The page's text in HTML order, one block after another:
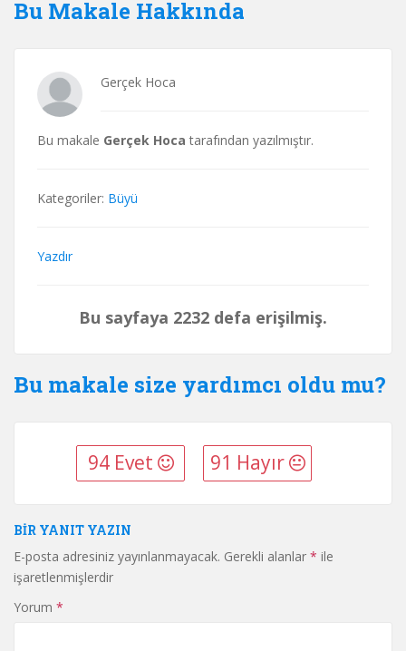
Bu Makale Hakkında
Gerçek Hoca
Bu makale Gerçek Hoca tarafından yazılmıştır.
Kategoriler: Büyü
Yazdır
Bu sayfaya 2232 defa erişilmiş.
Bu makale size yardımcı oldu mu?
94 Evet 91 Hayır
BIR YANIT YAZIN
E-posta adresiniz yayınlanmayacak. Gerekli alanlar * ile
işaretlenmişlerdir
Yorum *